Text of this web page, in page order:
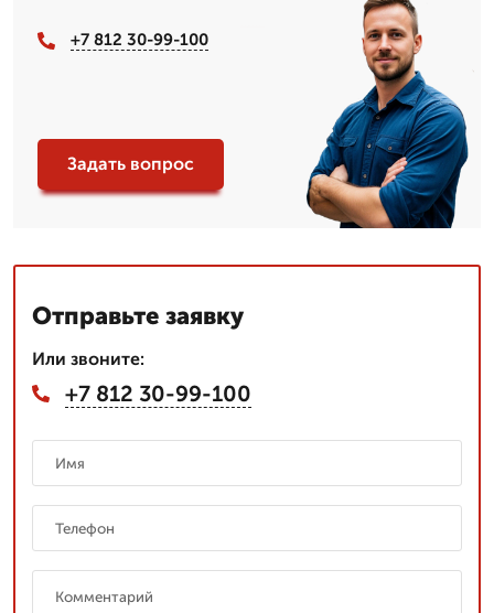
+7 812 30-99-100
Задать вопрос
Отправьте заявку
Или звоните:
+7 812 30-99-100